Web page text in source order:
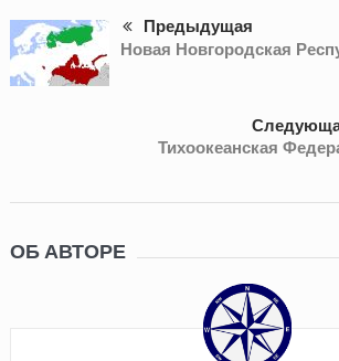
Предыдущая
Новая Новгородская
Тихоокеанская
ОБ АВТОРЕ